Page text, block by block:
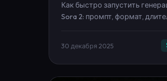
Как быстро запустить
Sora 2: промпт, формат,
30 декабря 2025